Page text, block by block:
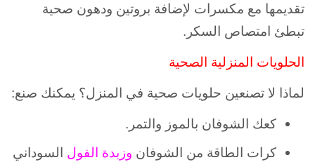
تقديمها مع مكسرات لإضافة بروتين ودهون صحية
تبطئ امتصاص السكر.
الحلويات المنزلية الصحية
لماذا لا تصنعين حلويات صحية في المنزل؟ يمكنك صنع:
كعك الشوفان بالموز والتمر.
كرات الطاقة من الشوفان وزبدة الفول السوداني